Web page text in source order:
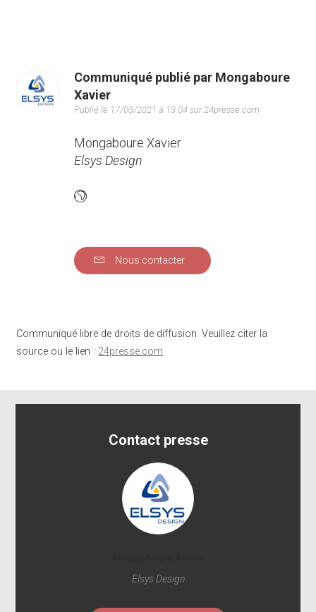
Communiqué publié par Mongaboure
Xavier
Publié le 17/03/2021 à 13:04 sur 24presse.com
Mongaboure Xavier
Elsys Design
Nous contacter
Communiqué libre de droits de diffusion. Veuillez citer la
source ou le lien : 24presse.com
Contact presse
Elsys Design